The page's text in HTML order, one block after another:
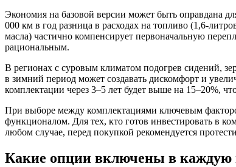
Экономия на базовой версии может быть оправдана
000 км в год разница в расходах на топливо (1,6-
масла) частично компенсирует первоначальную
рациональным.
В регионах с суровым климатом подогрев сидений,
в зимний период может создавать дискомфорт и
комплектации через 3–5 лет будет выше на 15–20%,
При выборе между комплектациями ключевым
функционалом. Для тех, кто готов инвестировать в
любом случае, перед покупкой рекомендуется
Какие опции включены в каждую